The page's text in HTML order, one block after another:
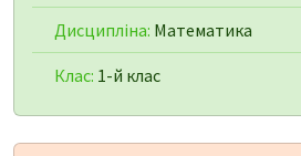
Дисципліна: Математика
Клас: 1-й клас